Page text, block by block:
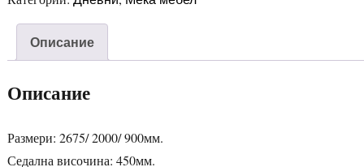
Описание
Описание
Размери: 2675/ 2000/ 900мм.
Седална височина: 450мм.